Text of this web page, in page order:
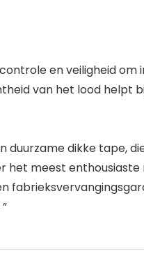
en veiligheid
van het lood helpt
dikke tape,
het meest